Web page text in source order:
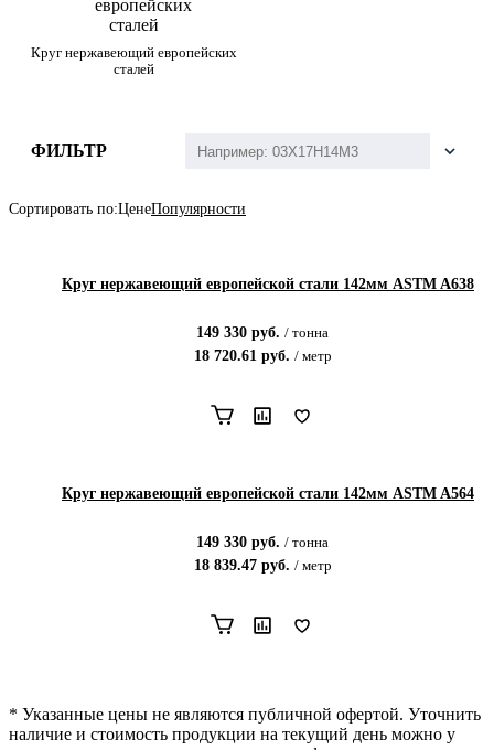
Круг нержавеющий европейских
сталей
ФИЛЬТР
Сортировать по:ЦенеПопулярности
Круг нержавеющий европейской стали 142мм ASTM A638
149 330 руб. / тонна
18 720.61руб. / метр
Круг нержавеющий европейской стали 142мм ASTM A564
149 330 руб. / тонна
18 839.47руб. / метр
* Указанные цены не являются публичной офертой. Уточнить
наличие и стоимость продукции на текущий день можно у